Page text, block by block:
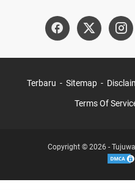
Terbaru Sitemap
Terms Of
Copyright © 2026 -